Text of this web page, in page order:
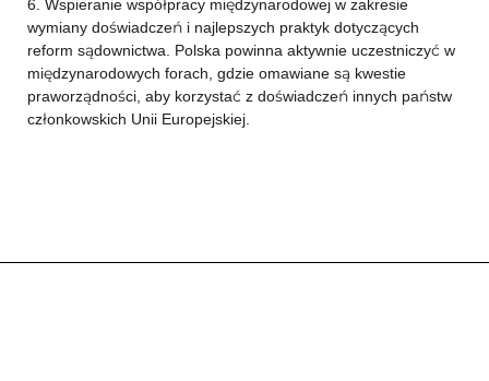
6. Wspieranie współpracy międzynarodowej w zakresie
wymiany doświadczeń i najlepszych praktyk dotyczących
reform sądownictwa. Polska powinna aktywnie uczestniczyć w
międzynarodowych forach, gdzie omawiane są kwestie
praworządności, aby korzystać z doświadczeń innych państw
członkowskich Unii Europejskiej.